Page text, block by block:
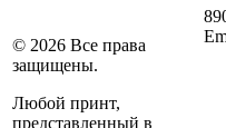
© 2026 Все права
защищены.
Любой принт,
представленный в